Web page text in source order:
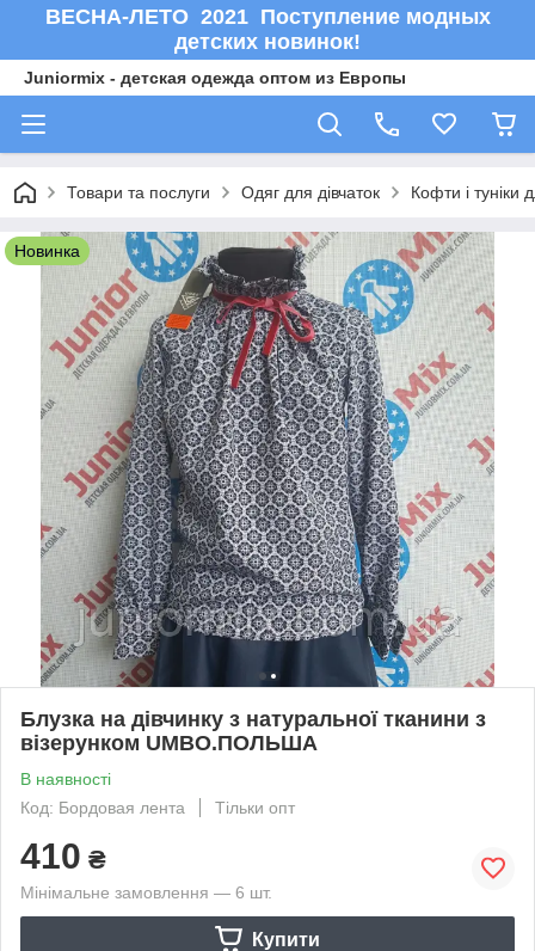
ВЕСНА-ЛЕТО 2021 Поступление модных
детских новинок!
Juniormix - детская одежда оптом из Европы
Товари та послуги Одяг для дівчаток Кофти і туніки
Новинка
Блузка на дівчинку з натуральної тканини з
візерунком UMBO.ПОЛЬША
В наявності
Код: Бордовая лента
Тільки опт
410 ₴
Мінімальне замовлення — 6 шт.
Купити